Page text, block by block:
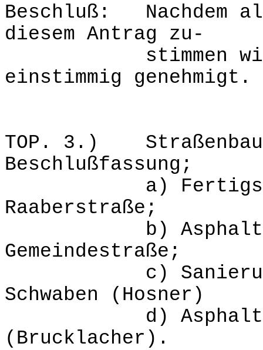
Beschluß: Nachdem
diesem Antrag zu-
stimmen wird
einstimmig genehmigt.
TOP. 3.)
Beschlußfassung;
a)
Raaberstraße;
b)
Gemeindestraße;
c) Sanierung
Schwaben (Hosner)
d)
(Brucklacher).